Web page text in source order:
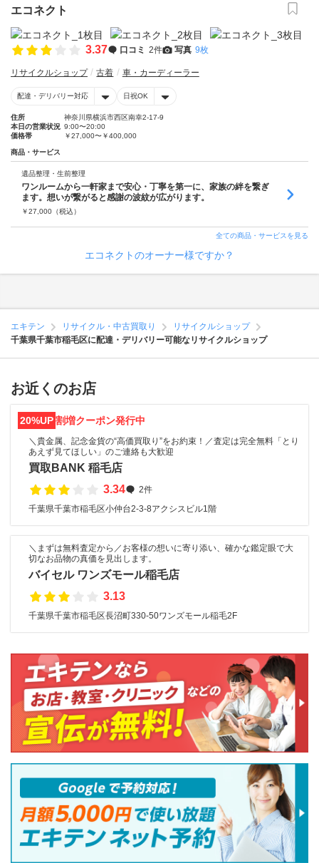
エコネクト
3.37 口コミ 2件 写真 9枚
リサイクルショップ 古着 車・カーディーラー
配達・デリバリー対応 日祝OK
住所
神奈川県横浜市西区南幸2-17-9
本日の営業状況 9:00〜20:00
価格帯
￥27,000〜￥400,000
商品・サービス
遺品整理・生前整理
ワンルームから一軒家まで安心・丁寧を第一に、家族の絆を繋ぎ
ます。想いが繋がると感謝の波紋が広がります。
￥27,000 （税込）
全ての商品・サービスを見る
エコネクトのオーナー様ですか？
エキテン リサイクル・中古買取り
リサイクルショップ
千葉県千葉市稲毛区に配達・デリバリー可能なリサイクルショップ
お近くのお店
20%UP割増クーポン発行中
＼貴金属、記念金貨の“高価買取り”をお約束！／査定は完全無料「とり
あえず見てほしい」のご連絡も大歓迎
買取BANK 稲毛店
3.34
2件
千葉県千葉市稲毛区小仲台2-3-8アクシスビル1階
＼まずは無料査定から／お客様の想いに寄り添い、確かな鑑定眼で大
切なお品物の真価を見出します。
バイセル ワンズモール稲毛店
3.13
千葉県千葉市稲毛区長沼町330-50ワンズモール稲毛2F